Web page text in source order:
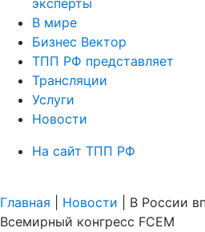
эксперты
В мире
Бизнес Вектор
ТПП РФ представляет
Трансляции
Услуги
Новости
На сайт ТПП РФ
Главная Новости
В России
Всемирный конгресс FCEM